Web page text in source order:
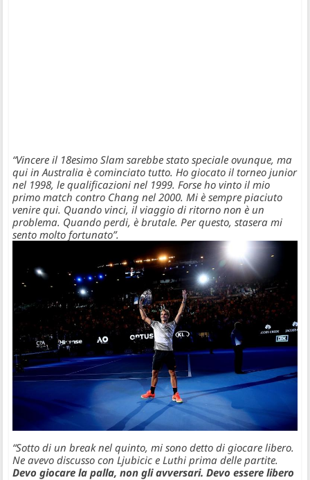
“Vincere il 18esimo Slam sarebbe stato speciale ovunque, ma
qui in Australia è cominciato tutto. Ho giocato il torneo junior
nel 1998, le qualificazioni nel 1999. Forse ho vinto il mio
primo match contro Chang nel 2000. Mi è sempre piaciuto
venire qui. Quando vinci, il viaggio di ritorno non è un
problema. Quando perdi, è brutale. Per questo, stasera mi
sento molto fortunato”.
“Sotto di un break nel quinto, mi sono detto di giocare libero.
Ne avevo discusso con Ljubicic e Luthi prima delle partite.
Devo giocare la palla, non gli avversari. Devo essere libero